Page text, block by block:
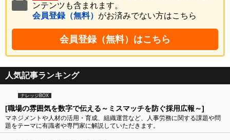
ンテンツも含まれます。
会員登録（無料） がお済みでない方はこちら
会員登録（無料）はこちら
人気記事ランキング
ナレッジBOX
[職場の雰囲気を数字で伝える～ミスマッチを防ぐ採用広報～]
マネジメントや人材の活用・育成、組織運営など、人事労務に関する課題や問
題をテーマに有識者や専門家に解説していただきます。